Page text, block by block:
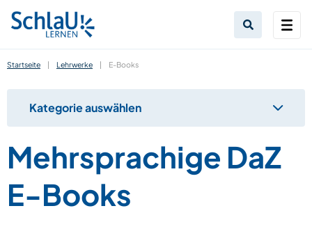
Startseite | Lehrwerke | E-Books
Kategorie auswählen
Mehrsprachige DaZ
E-Books